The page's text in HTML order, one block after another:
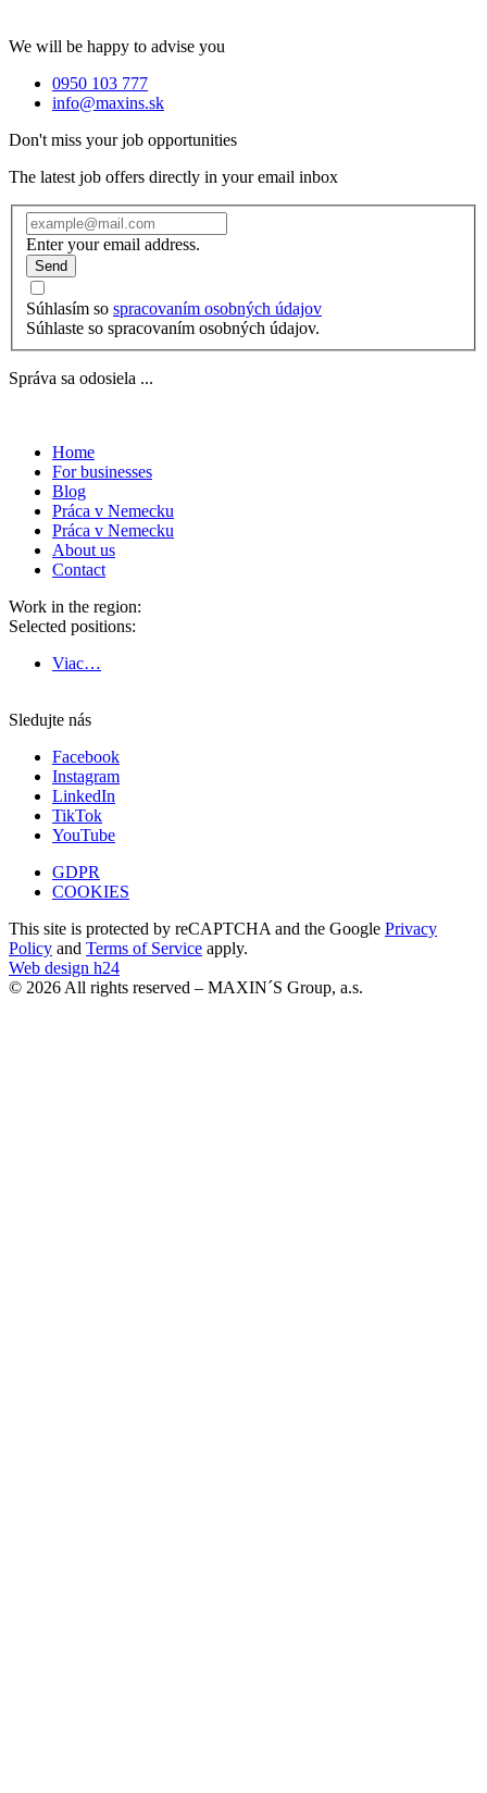
We will be happy to advise you
0950 103 777
info@maxins.sk
Don't miss your job opportunities
The latest job offers directly in your email inbox
Enter your email address.
Send
Súhlasím so spracovaním osobných údajov
Súhlaste so spracovaním osobných údajov.
Správa sa odosiela ...
Home
For businesses
Blog
Práca v Nemecku
Práca v Nemecku
About us
Contact
Work in the region:
Selected positions:
Viac…
Sledujte nás
Facebook
Instagram
LinkedIn
TikTok
YouTube
GDPR
COOKIES
This site is protected by reCAPTCHA and the Google Privacy
Policy and Terms of Service apply.
Web design h24
© 2026 All rights reserved – MAXIN´S Group, a.s.